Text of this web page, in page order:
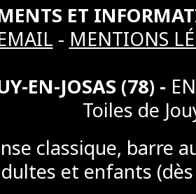
ET
- MENTIONS
EN-JOSAS (78) -
Toiles de
classique, barre
et enfants